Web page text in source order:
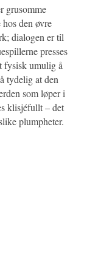
grusomme
den øvre
dialogen er til
presses
fysisk umulig å
tydelig at den
som løper i
klisjéfullt – det
plumpheter.